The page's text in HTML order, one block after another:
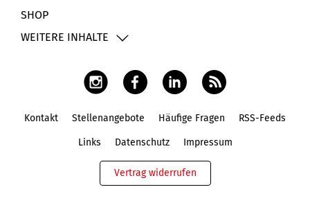
SHOP
WEITERE INHALTE
Kontakt Stellenangebote Häufige Fragen RSS-Feeds
Links Datenschutz Impressum
Vertrag widerrufen